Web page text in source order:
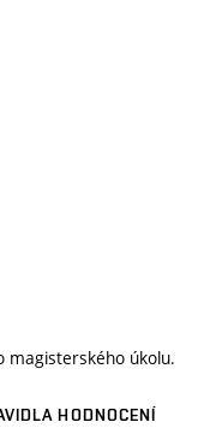
magisterského úkolu.
HODNOCENÍ